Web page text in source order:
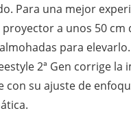
Para una mejor
a unos 50 cm
para elevarlo.
2ª Gen corrige la
con su ajuste de